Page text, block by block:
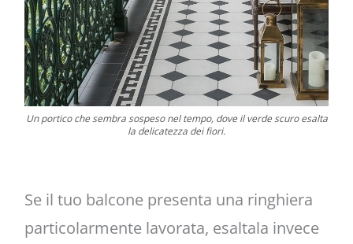
Un portico che sembra sospeso nel tempo, dove il verde scuro esalta
la delicatezza dei fiori.
Se il tuo balcone presenta una ringhiera
particolarmente lavorata, esaltala invece